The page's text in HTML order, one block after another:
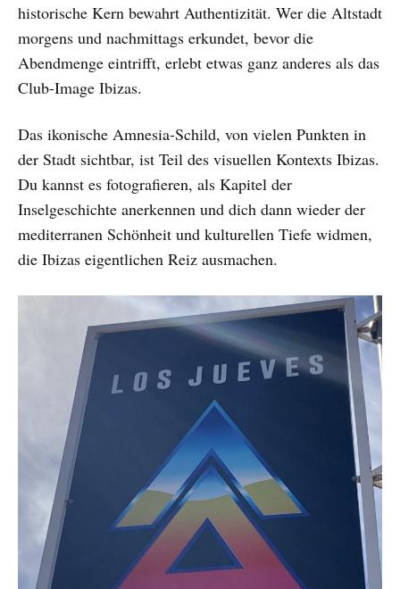
historische Kern bewahrt Authentizität. Wer die Altstadt
morgens und nachmittags erkundet, bevor die
Abendmenge eintrifft, erlebt etwas ganz anderes als das
Club-Image Ibizas.
Das ikonische Amnesia-Schild, von vielen Punkten in
der Stadt sichtbar, ist Teil des visuellen Kontexts Ibizas.
Du kannst es fotografieren, als Kapitel der
Inselgeschichte anerkennen und dich dann wieder der
mediterranen Schönheit und kulturellen Tiefe widmen,
die Ibizas eigentlichen Reiz ausmachen.